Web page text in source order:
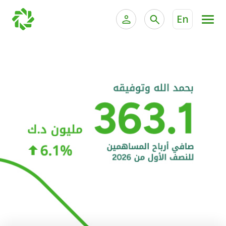
En
الخدمات المصرفية الإلكترونية للشركات
خدمة "بيتك" للتداول الإلكتروني
الحسابات المصرفية
البطاقات
"برامج العملاء"